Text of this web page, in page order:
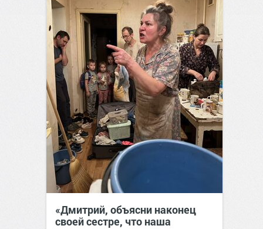
«Дмитрий, объясни наконец
своей сестре, что наша